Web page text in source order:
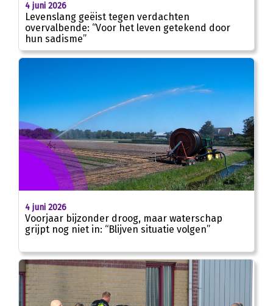
4 juni 2026
Levenslang geëist tegen verdachten
overvalbende: “Voor het leven getekend door
hun sadisme”
4 juni 2026
Voorjaar bijzonder droog, maar waterschap
grijpt nog niet in: “Blijven situatie volgen”